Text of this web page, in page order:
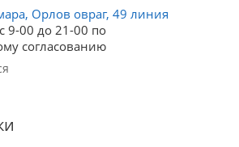
Орлов овраг, 49 линия
9-00 до 21-00 по
согласованию